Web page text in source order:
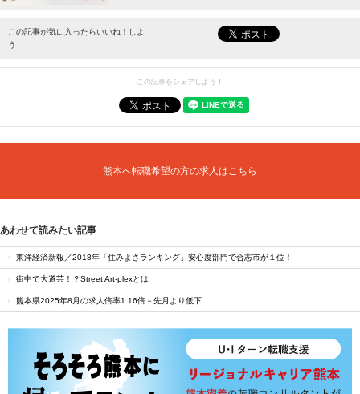
最新情報をお届けします。
この記事が気に入ったらいいね！しよ
う
この記事をシェアしよう！
熊本へ転職希望の方の求人はこちら
あわせて読みたい記事
東洋経済新報／2018年「住みよさランキング」安心度部門で合志市が１位！
街中で大道芸！？Street Art-plexとは
熊本県2025年8月の求人倍率1.16倍－先月より低下